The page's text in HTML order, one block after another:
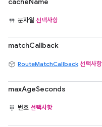
문자열 선택사항
matchCallback
RouteMatchCallback 선택사항
maxAgeSeconds
번호 선택사항